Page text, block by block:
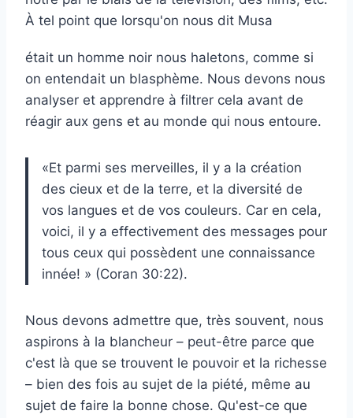
À tel point que lorsqu'on nous dit Musa
était un homme noir nous haletons, comme si
on entendait un blasphème. Nous devons nous
analyser et apprendre à filtrer cela avant de
réagir aux gens et au monde qui nous entoure.
«Et parmi ses merveilles, il y a la création
des cieux et de la terre, et la diversité de
vos langues et de vos couleurs. Car en cela,
voici, il y a effectivement des messages pour
tous ceux qui possèdent une connaissance
innée! » (Coran 30:22).
Nous devons admettre que, très souvent, nous
aspirons à la blancheur – peut-être parce que
c'est là que se trouvent le pouvoir et la richesse
– bien des fois au sujet de la piété, même au
sujet de faire la bonne chose. Qu'est-ce que